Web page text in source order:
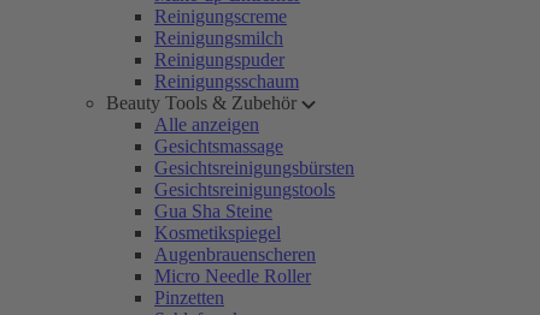
Reinigungscreme
Reinigungsmilch
Reinigungspuder
Reinigungsschaum
Beauty Tools & Zubehör
Alle anzeigen
Gesichtsmassage
Gesichtsreinigungsbürsten
Gesichtsreinigungstools
Gua Sha Steine
Kosmetikspiegel
Augenbrauenscheren
Micro Needle Roller
Pinzetten